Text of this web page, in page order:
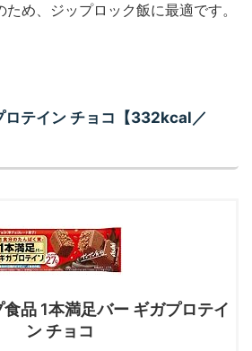
め、ジップロック飯に最適です。
ロテイン チョコ【332kcal／
品 1本満足バー ギガプロテイ
ン チョコ